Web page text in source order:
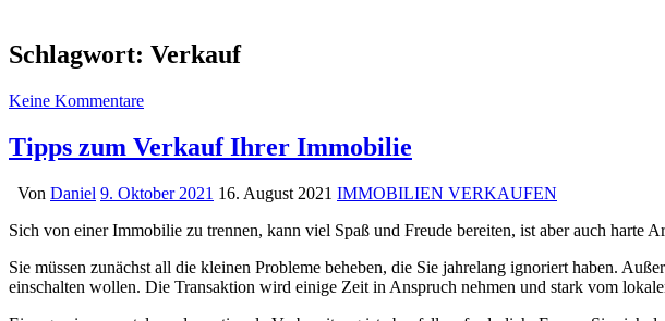
Schlagwort: Verkauf
Keine Kommentare
Tipps zum Verkauf Ihrer Immobilie
Von Daniel 9. Oktober 2021 16. August 2021 IMMOBILIEN VERKAUFEN
Sich von einer Immobilie zu trennen, kann viel Spaß und Freude bereiten, ist aber auch harte
Sie müssen zunächst all die kleinen Probleme beheben, die Sie jahrelang ignoriert haben.
einschalten wollen. Die Transaktion wird einige Zeit in Anspruch nehmen und stark vom